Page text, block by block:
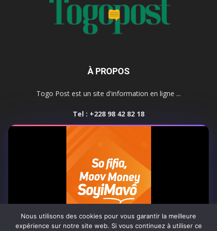
À PROPOS
Togo Post est un site d'information en ligne ...
Tel : +228 98 42 82 18
Contactez-nous:
SUIVEZ NOUS
Nous utilisons des cookies pour vous garantir la meilleure
expérience sur notre site web. Si vous continuez à utiliser ce